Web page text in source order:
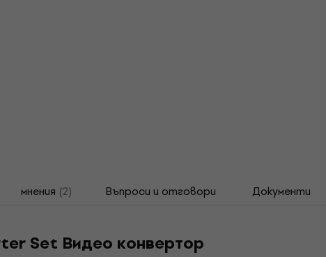
мнения (2) Въпроси и отговори Документи
Set Видео конвертор